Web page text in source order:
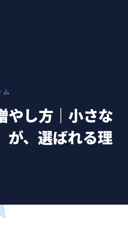
やし方｜小さな
が、選ばれる理